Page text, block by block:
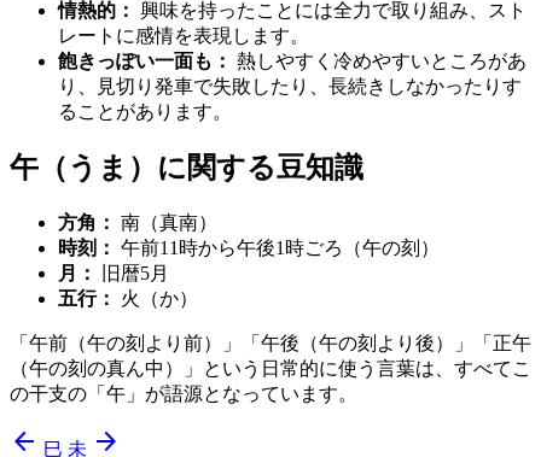
情熱的： 興味を持ったことには全力で取り組み、スト
レートに感情を表現します。
飽きっぽい一面も： 熱しやすく冷めやすいところがあ
り、見切り発車で失敗したり、長続きしなかったりす
ることがあります。
午（うま）に関する豆知識
方角： 南（真南）
時刻： 午前11時から午後1時ごろ（午の刻）
月：
旧暦5月
五行：
火（か）
「午前（午の刻より前）」「午後（午の刻より後）」「正午
（午の刻の真ん中）」という日常的に使う言葉は、すべてこ
の干支の「午」が語源となっています。
arrow_back 巳 未 arrow_forward